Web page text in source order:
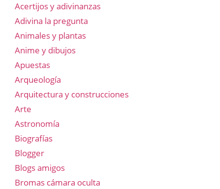
Acertijos y adivinanzas
Adivina la pregunta
Animales y plantas
Anime y dibujos
Apuestas
Arqueología
Arquitectura y construcciones
Arte
Astronomía
Biografías
Blogger
Blogs amigos
Bromas cámara oculta